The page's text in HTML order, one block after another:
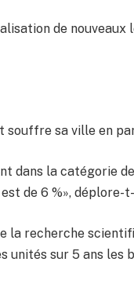
de nouveaux
souffre sa ville en
dans la catégorie
de 6 %», déplore-
la recherche
sur 5 ans les